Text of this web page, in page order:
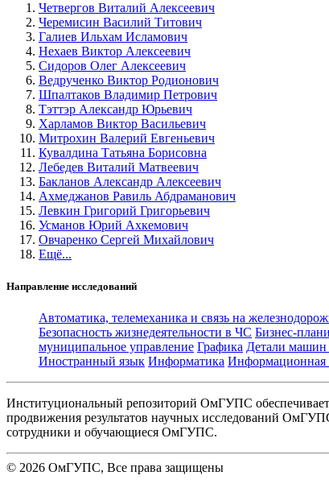
Четвергов Виталий Алексеевич
Черемисин Василий Титович
Галиев Ильхам Исламович
Нехаев Виктор Алексеевич
Сидоров Олег Алексеевич
Ведрученко Виктор Родионович
Шпалтаков Владимир Петрович
Тэттэр Александр Юрьевич
Харламов Виктор Васильевич
Митрохин Валерий Евгеньевич
Кувалдина Татьяна Борисовна
Лебедев Виталий Матвеевич
Бакланов Александр Алексеевич
Ахмеджанов Равиль Абдраманович
Левкин Григорий Григорьевич
Усманов Юрий Ахкемович
Овчаренко Сергей Михайлович
Ещё...
Направление исследований
Автоматика, телемеханика и связь на
Безопасность жизнедеятельности в ЧС Бизнес-
муниципальное управление Графика Детали машин
Иностранный язык Информатика Информационная
Институциональный репозиторий ОмГУПС
продвижения результатов научных исследований
сотрудники и обучающиеся ОмГУПС.
© 2026 ОмГУПС, Все права защищены